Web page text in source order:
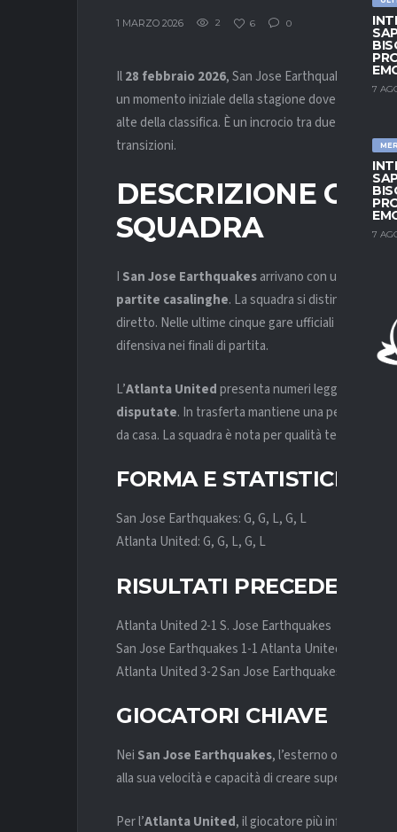
7
7
1 MARZO 2026 2 6 0
Il28 febbraio 2026, San Jose Earthquakes e
un momento iniziale della stagione dove trovare
alte della classifica. È un incrocio tra due squadre
transizioni.
DESCRIZIONE
SQUADRA
I San Jose Earthquakesarrivano con un
partite casalinghe. La squadra si distingue per
diretto. Nelle ultime cinque gare ufficiali ha
difensiva nei finali di partita.
L’Atlanta Unitedpresenta numeri leggermente
disputate. In trasferta mantiene una percentuale
da casa. La squadra è nota per qualità tecnica e
FORMA E STATISTICHE
San Jose Earthquakes: G, G, L, G, L
Atlanta United: G, G, L, G, L
RISULTATI PRECEDENTI
Atlanta United 2-1 S. Jose Earthquakes
San Jose Earthquakes 1-1 Atlanta United
Atlanta United 3-2 San Jose Earthquakes
GIOCATORI CHIAVE
Nei San Jose Earthquakes, l’esterno offensivo
alla sua velocità e capacità di creare superiorità
Per l’Atlanta United, il giocatore più influente è